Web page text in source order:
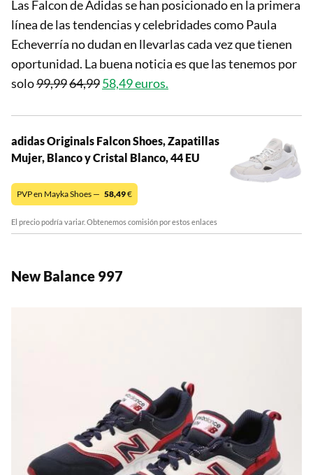
Las Falcon de Adidas se han posicionado en la primera
línea de las tendencias y celebridades como Paula
Echeverría no dudan en llevarlas cada vez que tienen
oportunidad. La buena noticia es que las tenemos por
solo99,9964,9958,49 euros.
adidas Originals Falcon Shoes, Zapatillas
Mujer, Blanco y Cristal Blanco, 44 EU
PVP en Mayka Shoes — 58,49€
El precio podría variar. Obtenemos comisión por estos enlaces
New Balance 997